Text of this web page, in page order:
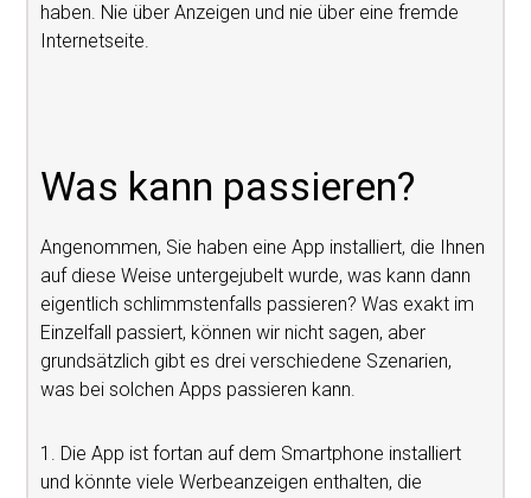
haben. Nie über Anzeigen und nie über eine fremde
Internetseite.
Was kann passieren?
Angenommen, Sie haben eine App installiert, die Ihnen
auf diese Weise untergejubelt wurde, was kann dann
eigentlich schlimmstenfalls passieren? Was exakt im
Einzelfall passiert, können wir nicht sagen, aber
grundsätzlich gibt es drei verschiedene Szenarien,
was bei solchen Apps passieren kann.
1. Die App ist fortan auf dem Smartphone installiert
und könnte viele Werbeanzeigen enthalten, die